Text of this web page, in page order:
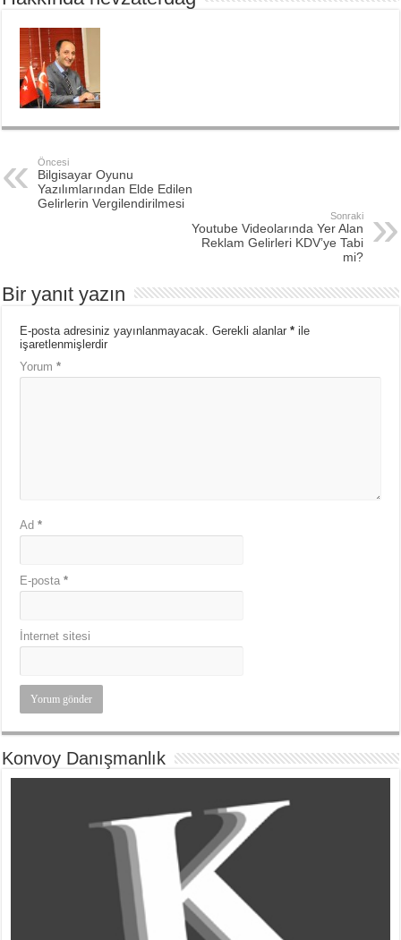
Öncesi
Bilgisayar Oyunu
Yazılımlarından Elde Edilen
Gelirlerin Vergilendirilmesi
Sonraki
Youtube Videolarında Yer Alan
Reklam Gelirleri KDV’ye Tabi
mi?
Bir yanıt yazın
E-posta adresiniz yayınlanmayacak. Gerekli alanlar* ile
işaretlenmişlerdir
Yorum*
Ad*
E-posta*
İnternet sitesi
Konvoy Danışmanlık